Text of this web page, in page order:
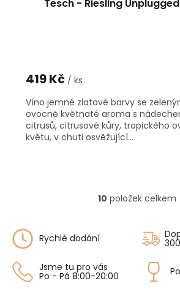
Tesch - Riesling
419 Kč / ks
Víno jemné zlatavé barvy se
ovocně květnaté aroma s
citrusů, citrusové kůry, tropického
květu, v chuti osvěžující...
O
á
10 položek celkem
Rychlé dodání
Jsme tu pro vás
Po - Pá 8:00-20:00